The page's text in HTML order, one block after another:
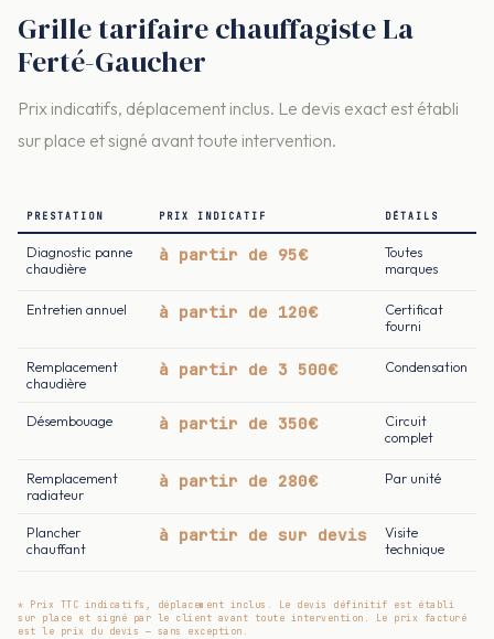
Grille tarifaire chauffagiste La
Ferté-Gaucher
Prix indicatifs, déplacement inclus. Le devis exact est établi
sur place et signé avant toute intervention.
PRESTATION PRIX INDICATIF DÉTAILS
Diagnostic panne
chaudière
à partir de 95€
Toutes
marques
Entretien annuel à partir de 120€
Certificat
fourni
Remplacement
chaudière
à partir de 3 500€ Condensation
Désembouage à partir de 350€
Circuit
complet
Remplacement
radiateur
à partir de 280€ Par unité
Plancher
chauffant
à partir de sur devis
Visite
technique
* Prix TTC indicatifs, déplacement inclus. Le devis définitif est établi
sur place et signé par le client avant toute intervention. Le prix facturé
est le prix du devis — sans exception.